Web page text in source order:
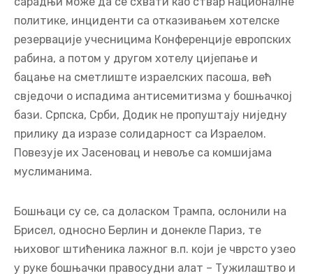
политике, инциденти са отказивањем хотелске
резервације учесницима Конференције европских
рабина, а потом у другом хотелу цијепање и
бацање на сметлиште израелских пасоша, већ
свједочи о испадима антисемитизма у бошњачкој
бази. Српска, Срби, Додик не пропуштају ниједну
прилику да изразе солидарност са Израелом.
Повезује их Јасеновац и невоље са комшијама
муслиманима.
Бошњаци су се, са доласком Трампа, ослонили на
Брисел, односно Берлин и донекле Париз, те
њиховог штићеника лажног в.п. који је чврсто узео
у руке бошњачки правосудни алат – Тужилаштво и